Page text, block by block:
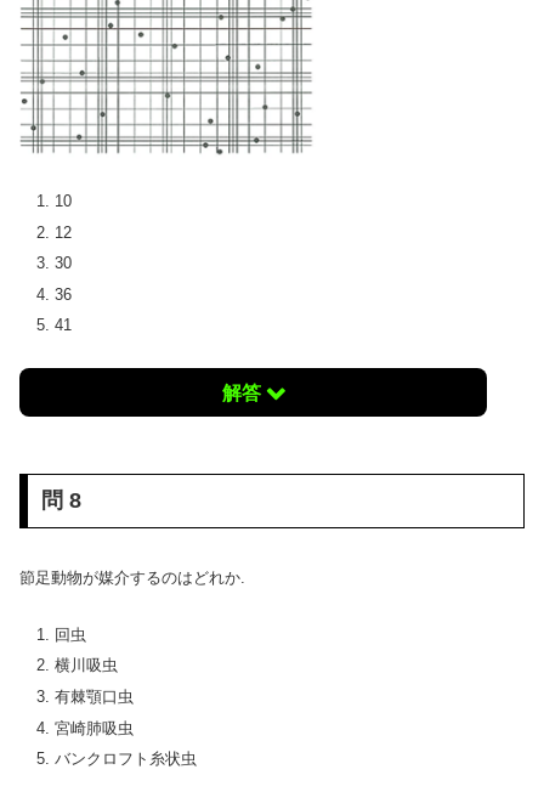
10
12
30
36
41
解答
問 8
節足動物が媒介するのはどれか.
回虫
横川吸虫
有棘顎口虫
宮崎肺吸虫
バンクロフト糸状虫